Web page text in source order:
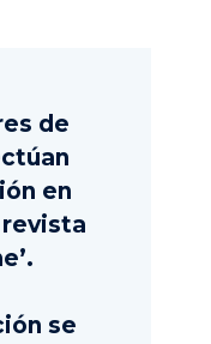
de
en
revista
se